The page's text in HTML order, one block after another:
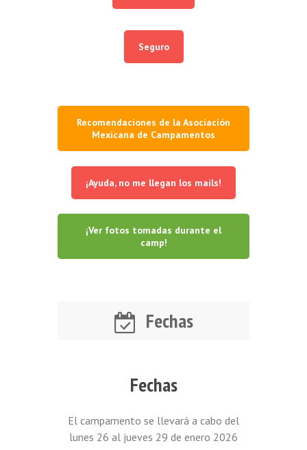
Seguro
Recomendaciones de la Asociación
Mexicana de Campamentos
¡Ayuda, no me llegan los mails!
¡Ver fotos tomadas durante el
camp!
Fechas
Fechas
El campamento se llevará a cabo del
lunes 26 al jueves 29 de enero 2026